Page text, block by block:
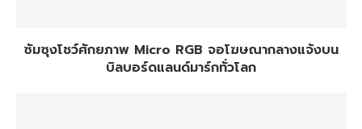
ซัมซุงโชว์ศักยภาพ Micro RGB จอโฆษณากลางแจ้งบน
บิลบอร์ดแลนด์มาร์กทั่วโลก